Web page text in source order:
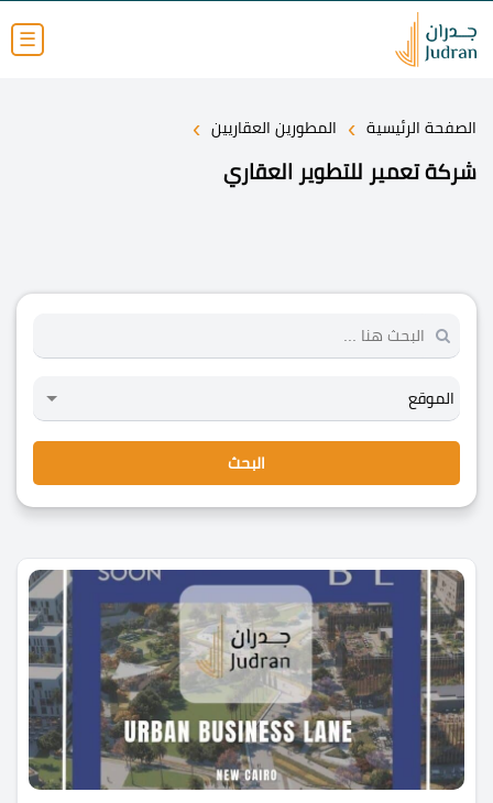
☰
الصفحة الرئيسية › المطورين العقاريين ›
شركة تعمير للتطوير العقاري
البحث